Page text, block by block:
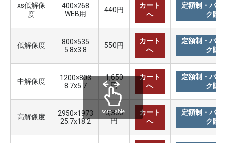
xs低解像
度
400×268
WEB用
440円
カート
へ
定額制・バリ
ク購
低解像度
800×535
5.8x3.8
550円
カート
へ
定額制・バリ
ク購
中解像度
1200×803
8.7x5.7
1,650
円
カート
へ
定額制・バリ
ク購
高解像度
2950×1973
25.7x18.2
3,300
円
カート
へ
定額制・バリ
ク購
scrollable